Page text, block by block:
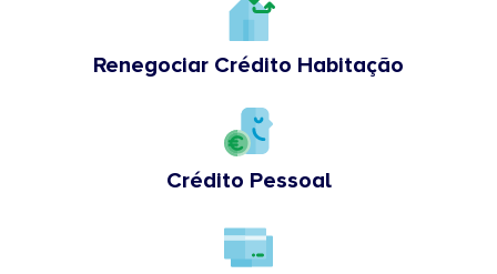
Renegociar Crédito Habitação
Crédito Pessoal